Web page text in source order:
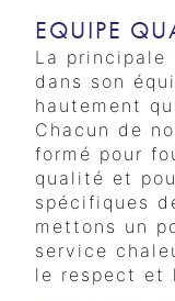
EQUIPE
La principale
dans son
hautement
Chacun de
formé pour
qualité et
spécifiques
mettons un
service
le respect et